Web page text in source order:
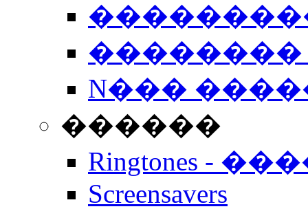
��������
N���
������
Ringtones -
Screensavers